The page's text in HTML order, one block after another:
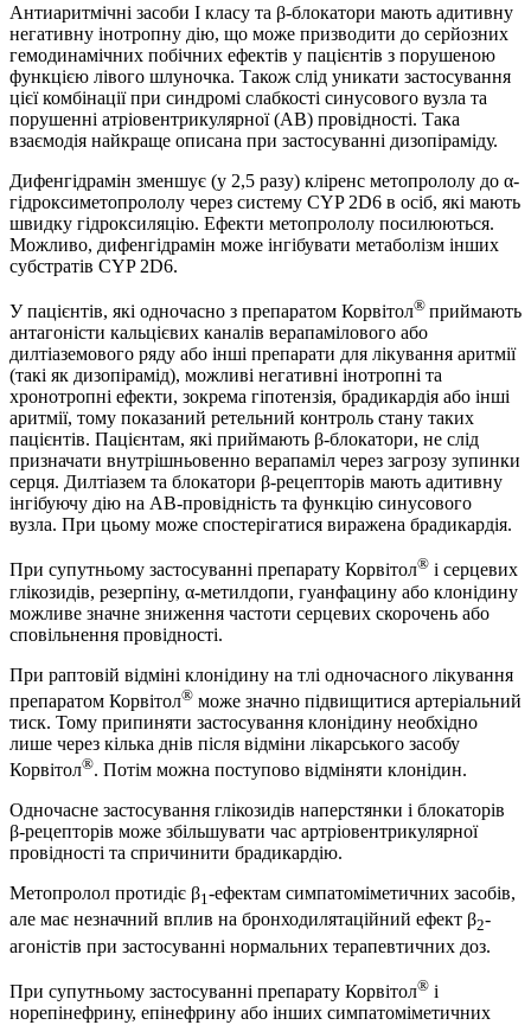
Антиаритмічні засоби I класу та β-блокатори мають адитивну
негативну інотропну дію, що може призводити до серйозних
гемодинамічних побічних ефектів у пацієнтів з порушеною
функцією лівого шлуночка. Також слід уникати застосування
цієї комбінації при синдромі слабкості синусового вузла та
порушенні атріовентрикулярної (АВ) провідності. Така
взаємодія найкраще описана при застосуванні дизопіраміду.
Дифенгідрамін зменшує (у 2,5 разу) кліренс метопрололу до α-
гідроксиметопрололу через систему CYP 2D6 в осіб, які мають
швидку гідроксиляцію. Ефекти метопрололу посилюються.
Можливо, дифенгідрамін може інгібувати метаболізм інших
субстратів CYP 2D6.
У пацієнтів, які одночасно з препаратом Корвітол® приймають
антагоністи кальцієвих каналів верапамілового або
дилтіаземового ряду або інші препарати для лікування аритмії
(такі як дизопірамід), можливі негативні інотропні та
хронотропні ефекти, зокрема гіпотензія, брадикардія або інші
аритмії, тому показаний ретельний контроль стану таких
пацієнтів. Пацієнтам, які приймають β-блокатори, не слід
призначати внутрішньовенно верапаміл через загрозу зупинки
серця. Дилтіазем та блокатори β-рецепторів мають адитивну
інгібуючу дію на AВ-провідність та функцію синусового
вузла. При цьому може спостерігатися виражена брадикардія.
При супутньому застосуванні препарату Корвітол® і серцевих
глікозидів, резерпіну, α-метилдопи, гуанфацину або клонідину
можливе значне зниження частоти серцевих скорочень або
сповільнення провідності.
При раптовій відміні клонідину на тлі одночасного лікування
препаратом Корвітол® може значно підвищитися артеріальний
тиск. Тому припиняти застосування клонідину необхідно
лише через кілька днів після відміни лікарського засобу
Корвітол®. Потім можна поступово відміняти клонідин.
Одночасне застосування глікозидів наперстянки і блокаторів
β-рецепторів може збільшувати час артріовентрикулярної
провідності та спричинити брадикардію.
Метопролол протидіє β1-ефектам симпатоміметичних засобів,
але має незначний вплив на бронходилятаційний ефект β2-
агоністів при застосуванні нормальних терапевтичних доз.
При супутньому застосуванні препарату Корвітол® і
норепінефрину, епінефрину або інших симпатоміметичних